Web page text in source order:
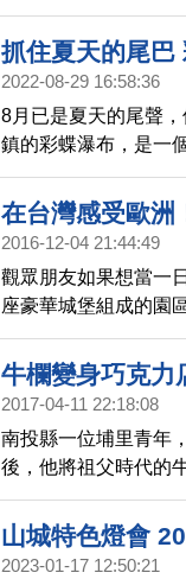
性；另1位為友人25
抓住夏天的尾巴
2022-08-29 16:58:36
8月已是夏天的尾聲
鎮的彩蝶瀑布，是一
在台灣感受歐洲
2016-12-04 21:44:49
觀眾朋友如果想當一
座豪華城堡組成的園
牛欄變身巧克力
2017-04-11 22:18:08
南投縣一位埔里青年
後，他將祖父時代的
開創了一片屬於自己
山城特色燈會
2023-01-17 12:50:21